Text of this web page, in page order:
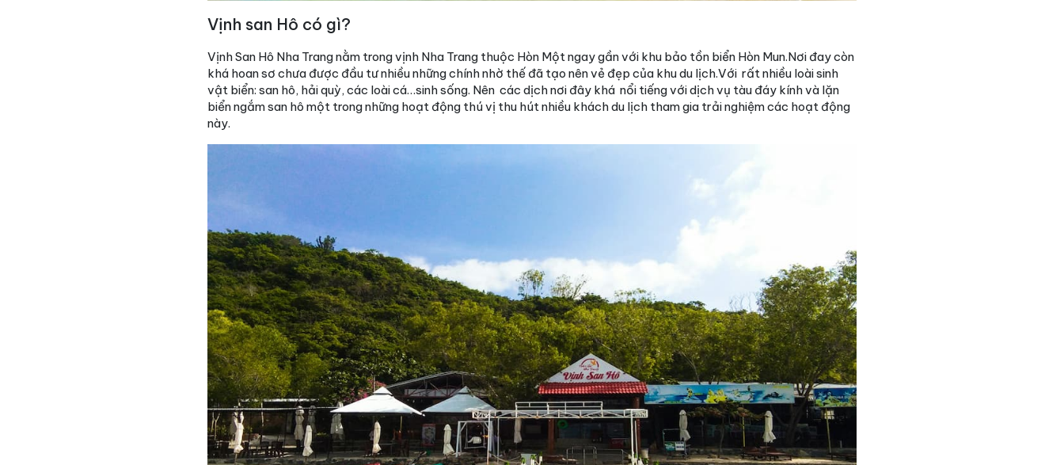
Vịnh san Hô có gì?
Vịnh San Hô Nha Trang nằm trong vịnh Nha Trang thuộc Hòn Một ngay gần với khu bảo tồn biển Hòn Mun.Nơi đay còn
khá hoan sơ chưa được đầu tư nhiều những chính nhờ thế đã tạo nên vẻ đẹp của khu du lịch.Với rất nhiều loài sinh
vật biển: san hô, hải quỳ, các loài cá…sinh sống. Nên các dịch nơi đây khá nổi tiếng với dịch vụ tàu đáy kính và lặn
biển ngắm san hô một trong những hoạt động thú vị thu hút nhiều khách du lịch tham gia trải nghiệm các hoạt động
này.